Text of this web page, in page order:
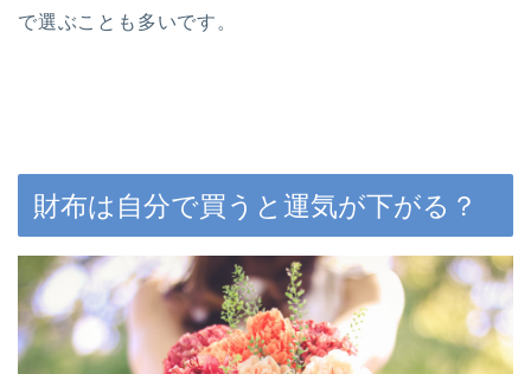
で選ぶことも多いです。
財布は自分で買うと運気が下がる？